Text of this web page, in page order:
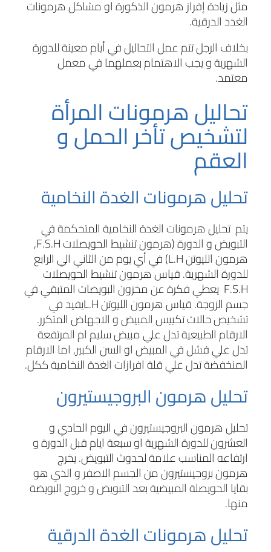
مثل زيادة إفراز هرمون الذكورة او مشاكل هرمونات
الغدد الدرقية.
بخلاف الرجل تتم عمل التحاليل في أيام معينة للدورة
الشهرية و يجب الاهتمام بعملهما في معمل
معتمد.
تحاليل هرمونات المرأة
لتشخيص تأخر الحمل و
العقم
تحليل هرمونات الغدة النخامية
يتم تحليل هرمونات الغدة النخامية المتحكمة في
التبويض و الدورة (هرمون تنشيط الحويصلاتF.S.H
,
هرمون الليوتنL.H) في أي يوم من الثاني الي الرابع
للدورة الشهرية. قياس هرمون تنشيط الحويصلات
F.S.H يعطي فكرة عن مخزون البويضات المتبقي في
جسم الزوجة. قياس هرمون الليوتنL.Hيفيد في
تشخيص حالات تكييس المبيض و الاجهاض المتكرر.
الارقام الطبيعية تدل علي مبيض سليم ام المرتفعة
تدل علي فشل في المبيض او السن الكبير, اما الارقام
المنخفضة تدل علي قلة افرازات الغدة النخامية ككل.
تحليل هرمون البروجيستيرون
تحليل هرمون البروجيستيرون في اليوم الحادي و
العشرون للدورة الشهرية او سبعة ايام قبل الدورة و
ارتفاعه المناسب علامة لحدوث التبويض. يخرج
هرمون بروجيستيرون من الجسم الاصفر و الذي هو
بقايا الحويصلة المبيضية بعد التبويض و خروج البويضة
منها.
تحليل هرمونات الغدة الدرقية